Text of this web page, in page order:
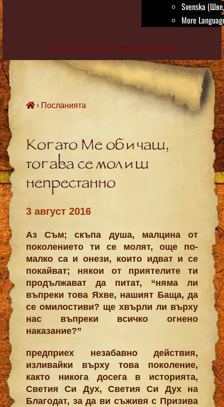
Svenska
More
True Life in God - Official website
Skip
to
content
› Посланията
Когато Ме обичаш,
тогава се молиш
непрестанно
3 август 2016
Аз Съм; скъпа душа, малцина от
поколението ти се молят, още по-
малко са и онези, които идват и се
покайват; някои от приятелите ти
продължават да питат, “няма ли
въпреки това Яхве, нашият Баща, да
се омилостиви? ще хвърли ли върху
нас въпреки всичко огнено
наказание?”
предприех незабавно действия,
изливайки върху това поколение,
както никога досега в историята,
Светия Си Дух, Светия Си Дух на
Благодат, за да ви съживя с Призива